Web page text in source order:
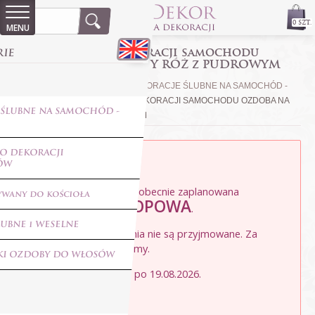
0 SZT.
NA SAMOCHÓD -
DEKORACJI
do kościoła
i WESELNE
OZDOBY DO WŁOSÓW
LILA zestaw do dekoracji samochodu
ozdoba na auto JASNY RÓŻ z PUDROWYM
DEKORACJE ŚLUBNE NA SAMOCHÓD -
LILA ZESTAW DO DEKORACJI SAMOCHODU OZDOBA NA
AUTO JASNY RÓŻ Z PUDROWYM
w naszej pracowni trwa obecnie zaplanowana
PRZERWA URLOPOWA.
W tym czasie zamówienia nie są przyjmowane. Za
utrudnienia przepraszamy.
Zapraszamy ponownie po 19.08.2026.